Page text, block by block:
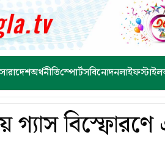
সারাদেশঅর্থনীতিস্পোর্টসবিনোদনলাইফস্টাইল
গ্যাস